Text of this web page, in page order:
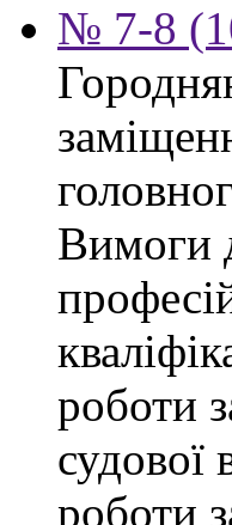
№ 7-8
Вимоги
роботи
судової
роботи